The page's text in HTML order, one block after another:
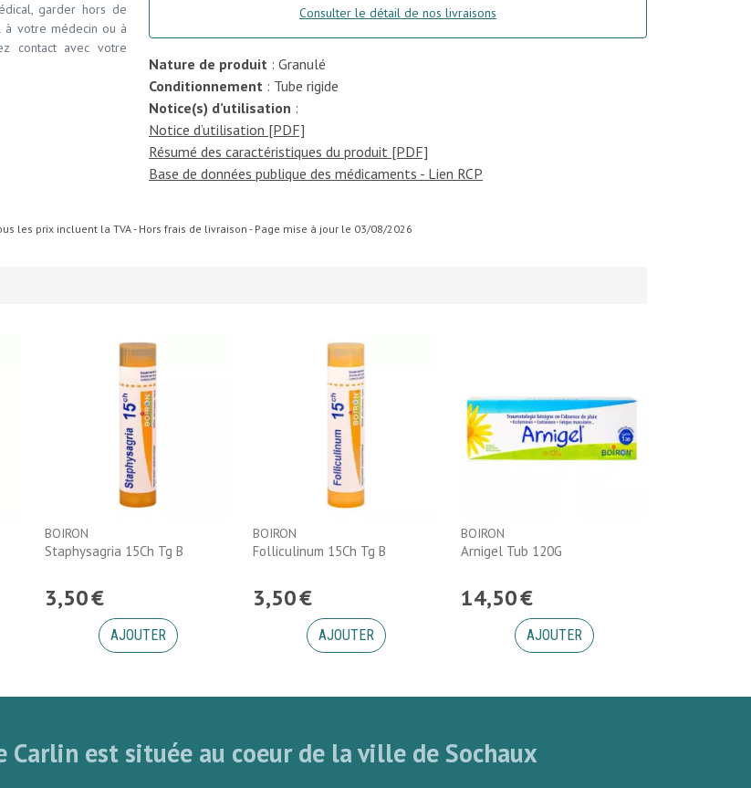
garder hors de
à votre médecin ou à
contact avec votre
Consulter le détail de nos livraisons
Nature de produit : Granulé
Conditionnement : Tube rigide
Notice(s) d’utilisation :
Notice d’utilisation [PDF]
Résumé des caractéristiques du produit [PDF]
Base de données publique des médicaments - Lien RCP
les prix incluent la TVA - Hors frais de livraison - Page mise à jour le 03/08/2026
BOIRON
Staphysagria 15Ch Tg B
3,50€
AJOUTER
BOIRON
Folliculinum 15Ch Tg B
3,50€
AJOUTER
BOIRON
Arnigel Tub 120G
14,50€
AJOUTER
est située au coeur de la ville de Sochaux